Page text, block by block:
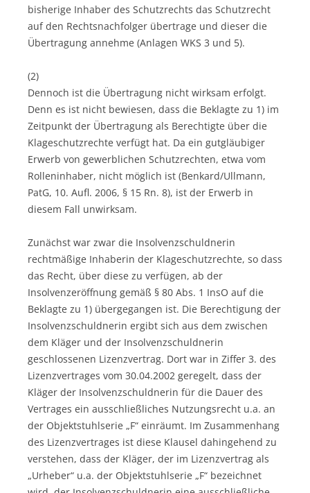
bisherige Inhaber des Schutzrechts das Schutzrecht
auf den Rechtsnachfolger übertrage und dieser die
Übertragung annehme (Anlagen WKS 3 und 5).
(2)
Dennoch ist die Übertragung nicht wirksam erfolgt.
Denn es ist nicht bewiesen, dass die Beklagte zu 1) im
Zeitpunkt der Übertragung als Berechtigte über die
Klageschutzrechte verfügt hat. Da ein gutgläubiger
Erwerb von gewerblichen Schutzrechten, etwa vom
Rolleninhaber, nicht möglich ist (Benkard/Ullmann,
PatG, 10. Aufl. 2006, § 15 Rn. 8), ist der Erwerb in
diesem Fall unwirksam.
Zunächst war zwar die Insolvenzschuldnerin
rechtmäßige Inhaberin der Klageschutzrechte, so dass
das Recht, über diese zu verfügen, ab der
Insolvenzeröffnung gemäß § 80 Abs. 1 InsO auf die
Beklagte zu 1) übergegangen ist. Die Berechtigung der
Insolvenzschuldnerin ergibt sich aus dem zwischen
dem Kläger und der Insolvenzschuldnerin
geschlossenen Lizenzvertrag. Dort war in Ziffer 3. des
Lizenzvertrages vom 30.04.2002 geregelt, dass der
Kläger der Insolvenzschuldnerin für die Dauer des
Vertrages ein ausschließliches Nutzungsrecht u.a. an
der Objektstuhlserie „F“ einräumt. Im Zusammenhang
des Lizenzvertrages ist diese Klausel dahingehend zu
verstehen, dass der Kläger, der im Lizenzvertrag als
„Urheber“ u.a. der Objektstuhlserie „F“ bezeichnet